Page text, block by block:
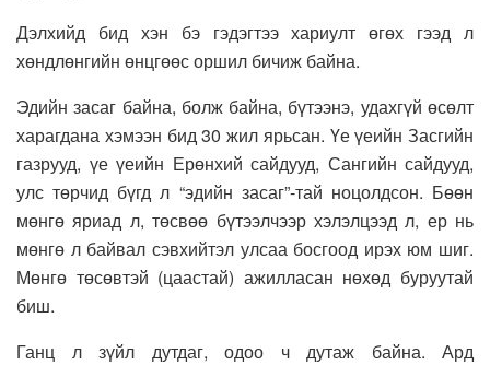
Дэлхийд бид хэн бэ гэдэгтээ хариулт өгөх гээд л
хөндлөнгийн өнцгөөс оршил бичиж байна.
Эдийн засаг байна, болж байна, бүтээнэ, удахгүй өсөлт
харагдана хэмээн бид 30 жил ярьсан. Үе үеийн Засгийн
газрууд, үе үеийн Ерөнхий сайдууд, Сангийн сайдууд,
улс төрчид бүгд л “эдийн засаг”-тай ноцолдсон. Бөөн
мөнгө яриад л, төсвөө бүтээлчээр хэлэлцээд л, ер нь
мөнгө л байвал сэвхийтэл улсаа босгоод ирэх юм шиг.
Мөнгө төсөвтэй (цаастай) ажилласан нөхөд буруутай
биш.
Ганц л зүйл дутдаг, одоо ч дутаж байна. Ард